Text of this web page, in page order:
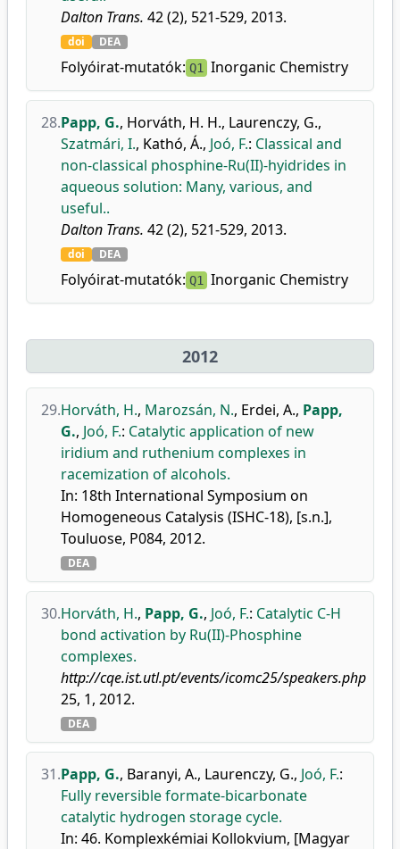
Dalton Trans. 42 (2), 521-529, 2013.
doi DEA
Folyóirat-mutatók: Q1 Inorganic Chemistry
28.Papp, G., Horváth, H. H., Laurenczy, G.,
Szatmári, I., Kathó, Á., Joó, F.: Classical and
non-classical phosphine-Ru(II)-hyidrides in
aqueous solution: Many, various, and
useful..
Dalton Trans. 42 (2), 521-529, 2013.
doi DEA
Folyóirat-mutatók: Q1 Inorganic Chemistry
2012
29.Horváth, H., Marozsán, N., Erdei, A., Papp,
G., Joó, F.: Catalytic application of new
iridium and ruthenium complexes in
racemization of alcohols.
In: 18th International Symposium on
Homogeneous Catalysis (ISHC-18), [s.n.],
Touluose, P084, 2012.
DEA
30.Horváth, H., Papp, G., Joó, F.: Catalytic C-H
bond activation by Ru(II)-Phosphine
complexes.
http://cqe.ist.utl.pt/events/icomc25/speakers.php
25, 1, 2012.
DEA
31.Papp, G., Baranyi, A., Laurenczy, G., Joó, F.:
Fully reversible formate-bicarbonate
catalytic hydrogen storage cycle.
In: 46. Komplexkémiai Kollokvium, [Magyar